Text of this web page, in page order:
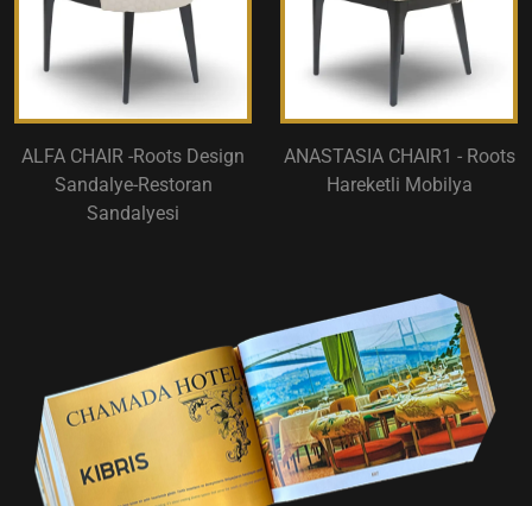
ALFA CHAIR -Roots Design
Sandalye-Restoran
Sandalyesi
ANASTASIA CHAIR1 - Roots
Hareketli Mobilya